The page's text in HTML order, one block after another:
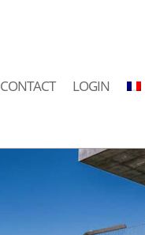
CONTACT LOGIN